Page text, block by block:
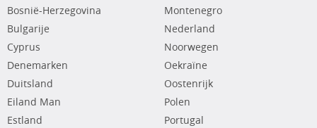
Bosnië-Herzegovina
Bulgarije
Cyprus
Denemarken
Duitsland
Eiland Man
Estland
Montenegro
Nederland
Noorwegen
Oekraïne
Oostenrijk
Polen
Portugal